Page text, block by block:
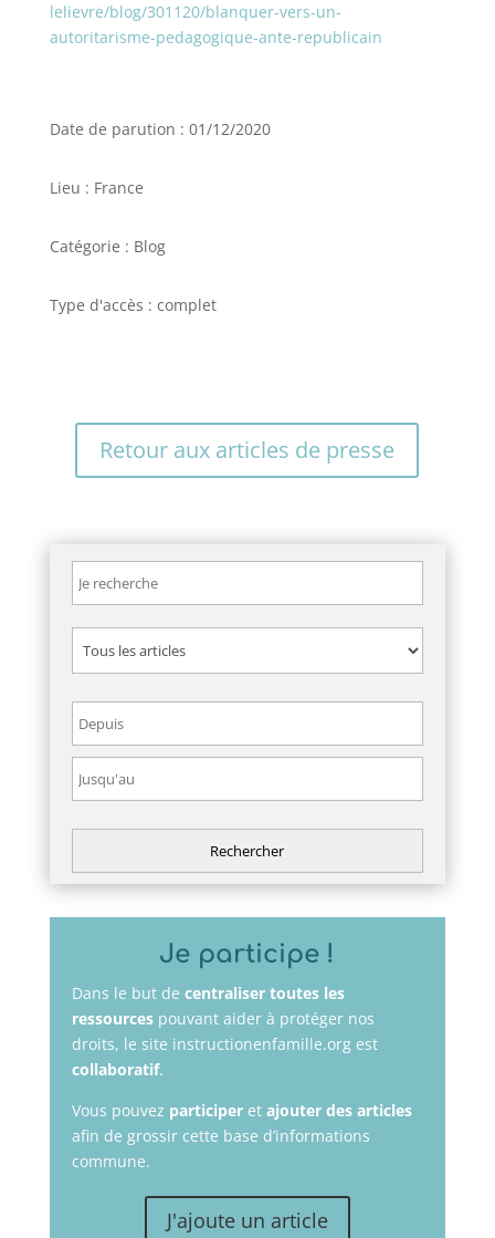
lelievre/blog/301120/blanquer-vers-un-
autoritarisme-pedagogique-ante-republicain
Date de parution : 01/12/2020
Lieu : France
Catégorie : Blog
Type d'accès : complet
Retour aux articles de presse
Je participe !
Dans le but de centraliser toutes les
ressourcespouvant aider à protéger nos
droits, le site instructionenfamille.org est
collaboratif.
Vous pouvez participeret ajouter des articles
afin de grossir cette base d’informations
commune.
J'ajoute un article